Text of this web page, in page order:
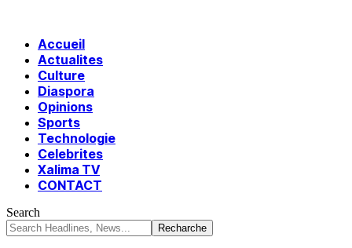
Accueil
Actualites
Culture
Diaspora
Opinions
Sports
Technologie
Celebrites
Xalima TV
CONTACT
Search